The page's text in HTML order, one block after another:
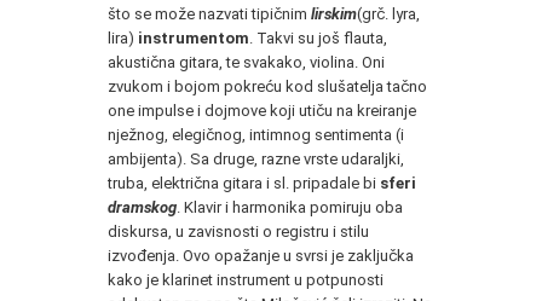
što se može nazvati tipičnim lirskim(grč. lyra,
lira) instrumentom . Takvi su još flauta,
akustična gitara, te svakako, violina. Oni
zvukom i bojom pokreću kod slušatelja tačno
one impulse i dojmove koji utiču na kreiranje
nježnog, elegičnog, intimnog sentimenta (i
ambijenta). Sa druge, razne vrste udaraljki,
truba, električna gitara i sl. pripadale bi sferi
dramskog . Klavir i harmonika pomiruju oba
diskursa, u zavisnosti o registru i stilu
izvođenja. Ovo opažanje u svrsi je zaključka
kako je klarinet instrument u potpunosti